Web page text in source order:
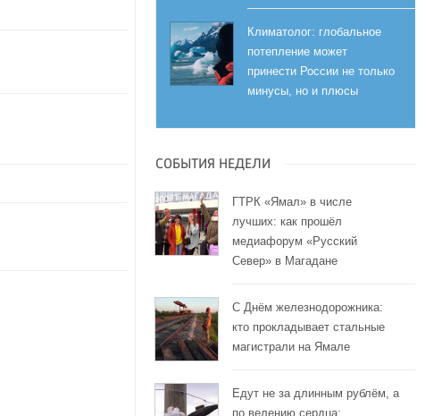
Климатолог: глобальное
потепление может
принести России не только
минусы, но и плюсы
СОБЫТИЯ НЕДЕЛИ
ГТРК «Ямал» в числе
лучших: как прошёл
медиафорум «Русский
Север» в Магадане
С Днём железнодорожника:
кто прокладывает стальные
магистрали на Ямале
Едут не за длинным рублём, а
по велению сердца: